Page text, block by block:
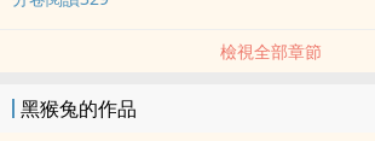
檢視全部章節
黑猴兔的作品